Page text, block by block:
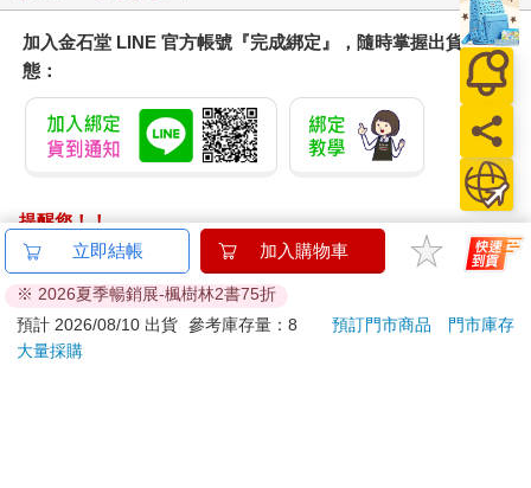
加入金石堂 LINE 官方帳號『完成綁定』，隨時掌握出貨動
態：
提醒您！！
金石堂及銀行均不會請您操作ATM! 如接獲電話要求您前往
ATM提款機，請不要聽從指示，以免受騙上當！
退換貨須知：
**提醒您，鑑賞期不等於試用期，退回商品須為全新狀態**
立即結帳 加入購物車
※ 2026夏季暢銷展-楓樹林2書75折
預計 2026/08/10 出貨 參考庫存量：8 預訂門市商品
門市庫存
大量採購